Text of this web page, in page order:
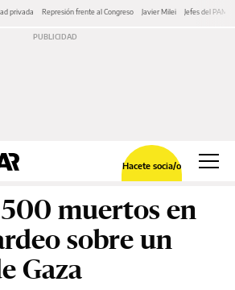
privada Represión frente al Congreso Javier Milei Jefes del PAMI
Hacete socia/o
muertos en
sobre un
Gaza